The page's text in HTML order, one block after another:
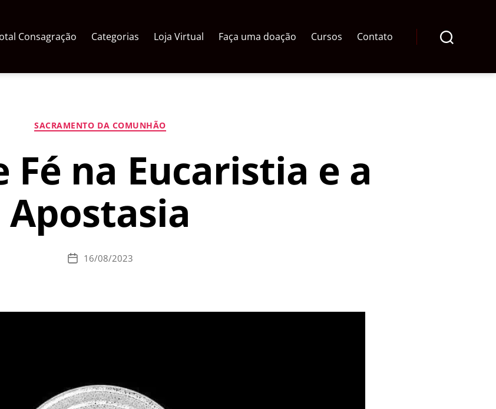
Consagração Categorias Loja Virtual Faça uma doação Cursos Contato
Categorias
SACRAMENTO DA COMUNHÃO
Fé na Eucaristia e a
Apostasia
Data16/08/2023